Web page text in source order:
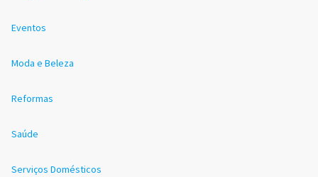
Eventos
Moda e Beleza
Reformas
Saúde
Serviços Domésticos